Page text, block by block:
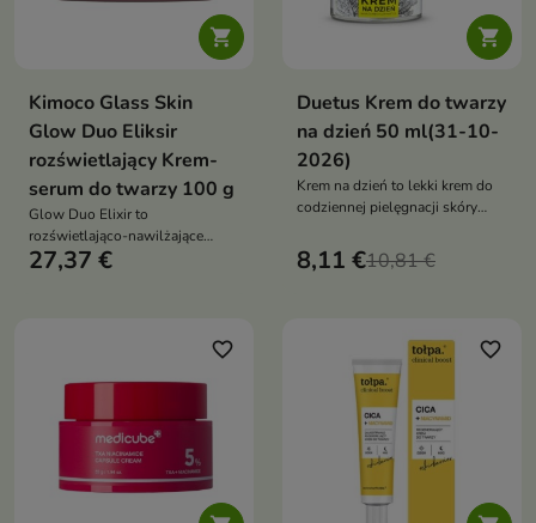

Kimoco Glass Skin
Glow Duo Eliksir
rozświetlający Krem-
serum do twarzy 100 g
Glow Duo Elixir to
rozświetlająco-nawilżające
kremo-serum, które łączy
27,37 €

Duetus Krem do twarzy
na dzień 50 ml(31-10-
2026)
Krem na dzień to lekki krem do
codziennej pielęgnacji skóry
regulować wydzielanie sebum,
matuje skórę i wspiera jej
środowiskowych, pozostawiając
cerę świeżą, gładką i
komfortową przez cały dzień
8,11 €10,81 €
favorite_border favorite_border